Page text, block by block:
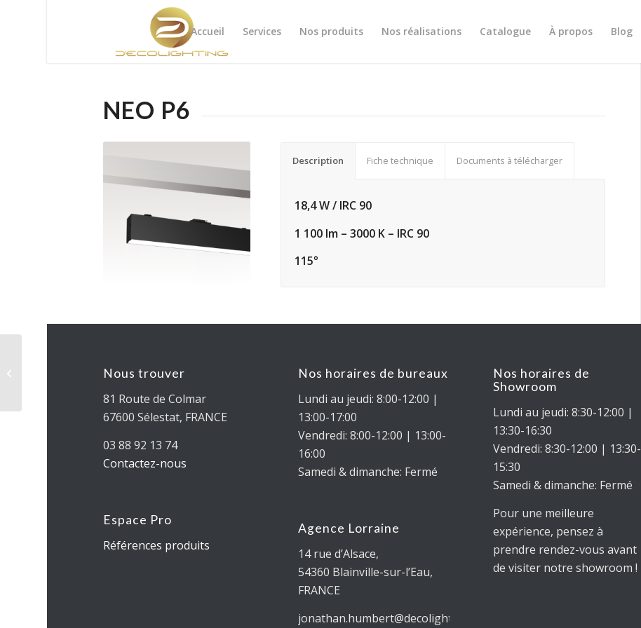
Accueil Services Nos produits Nos réalisations Catalogue À propos Blog
NEO P6
Description Fiche technique Documents à télécharger
18,4 W / IRC 90
1 100 lm – 3000 K – IRC 90
115°
Nous trouver
81 Route de Colmar
67600 Sélestat, FRANCE
03 88 92 13 74
Contactez-nous
Espace Pro
Références produits
Nos horaires de bureaux
Lundi au jeudi: 8:00-12:00 |
13:00-17:00
Vendredi: 8:00-12:00 | 13:00-
16:00
Samedi & dimanche: Fermé
Agence Lorraine
14 rue d’Alsace,
54360 Blainville-sur-l’Eau,
FRANCE
jonathan.humbert@decolighting.fr
Nos horaires de
Showroom
Lundi au jeudi: 8:30-12:00 |
13:30-16:30
Vendredi: 8:30-12:00 | 13:30-
15:30
Samedi & dimanche: Fermé
Pour une meilleure
expérience, pensez à
prendre rendez-vous avant
de visiter notre showroom !